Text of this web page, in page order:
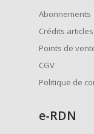
Abonnements
Crédits articles
Points de
CGV
Politique de
e-RDN